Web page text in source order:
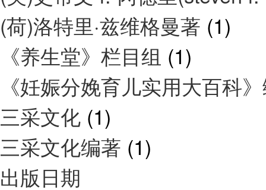
(荷)洛特里·兹维格曼著 (1)
《养生堂》栏目组 (1)
《妊娠分娩育儿实用大百科
三采文化 (1)
三采文化编著 (1)
出版日期